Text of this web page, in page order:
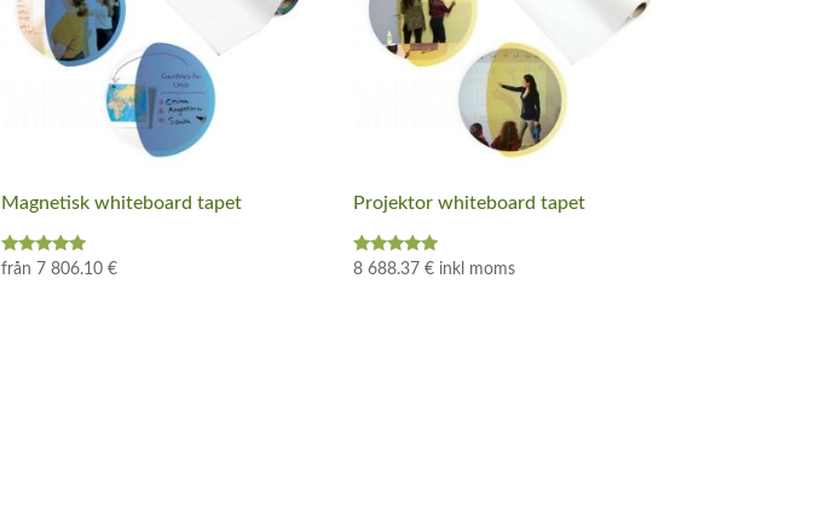
Magnetisk whiteboard tapet
Betygsatt
från 7 806.10 €
Projektor whiteboard tapet
Betygsatt
8 688.37 € inkl moms